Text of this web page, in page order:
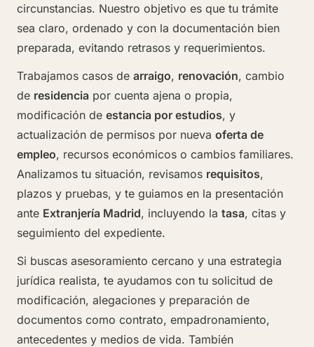
circunstancias. Nuestro objetivo es que tu trámite
sea claro, ordenado y con la documentación bien
preparada, evitando retrasos y requerimientos.
Trabajamos casos de arraigo, renovación, cambio
de residencia por cuenta ajena o propia,
modificación de estancia por estudios, y
actualización de permisos por nueva oferta de
empleo, recursos económicos o cambios familiares.
Analizamos tu situación, revisamos requisitos,
plazos y pruebas, y te guiamos en la presentación
ante Extranjería Madrid, incluyendo la tasa, citas y
seguimiento del expediente.
Si buscas asesoramiento cercano y una estrategia
jurídica realista, te ayudamos con tu solicitud de
modificación, alegaciones y preparación de
documentos como contrato, empadronamiento,
antecedentes y medios de vida. También